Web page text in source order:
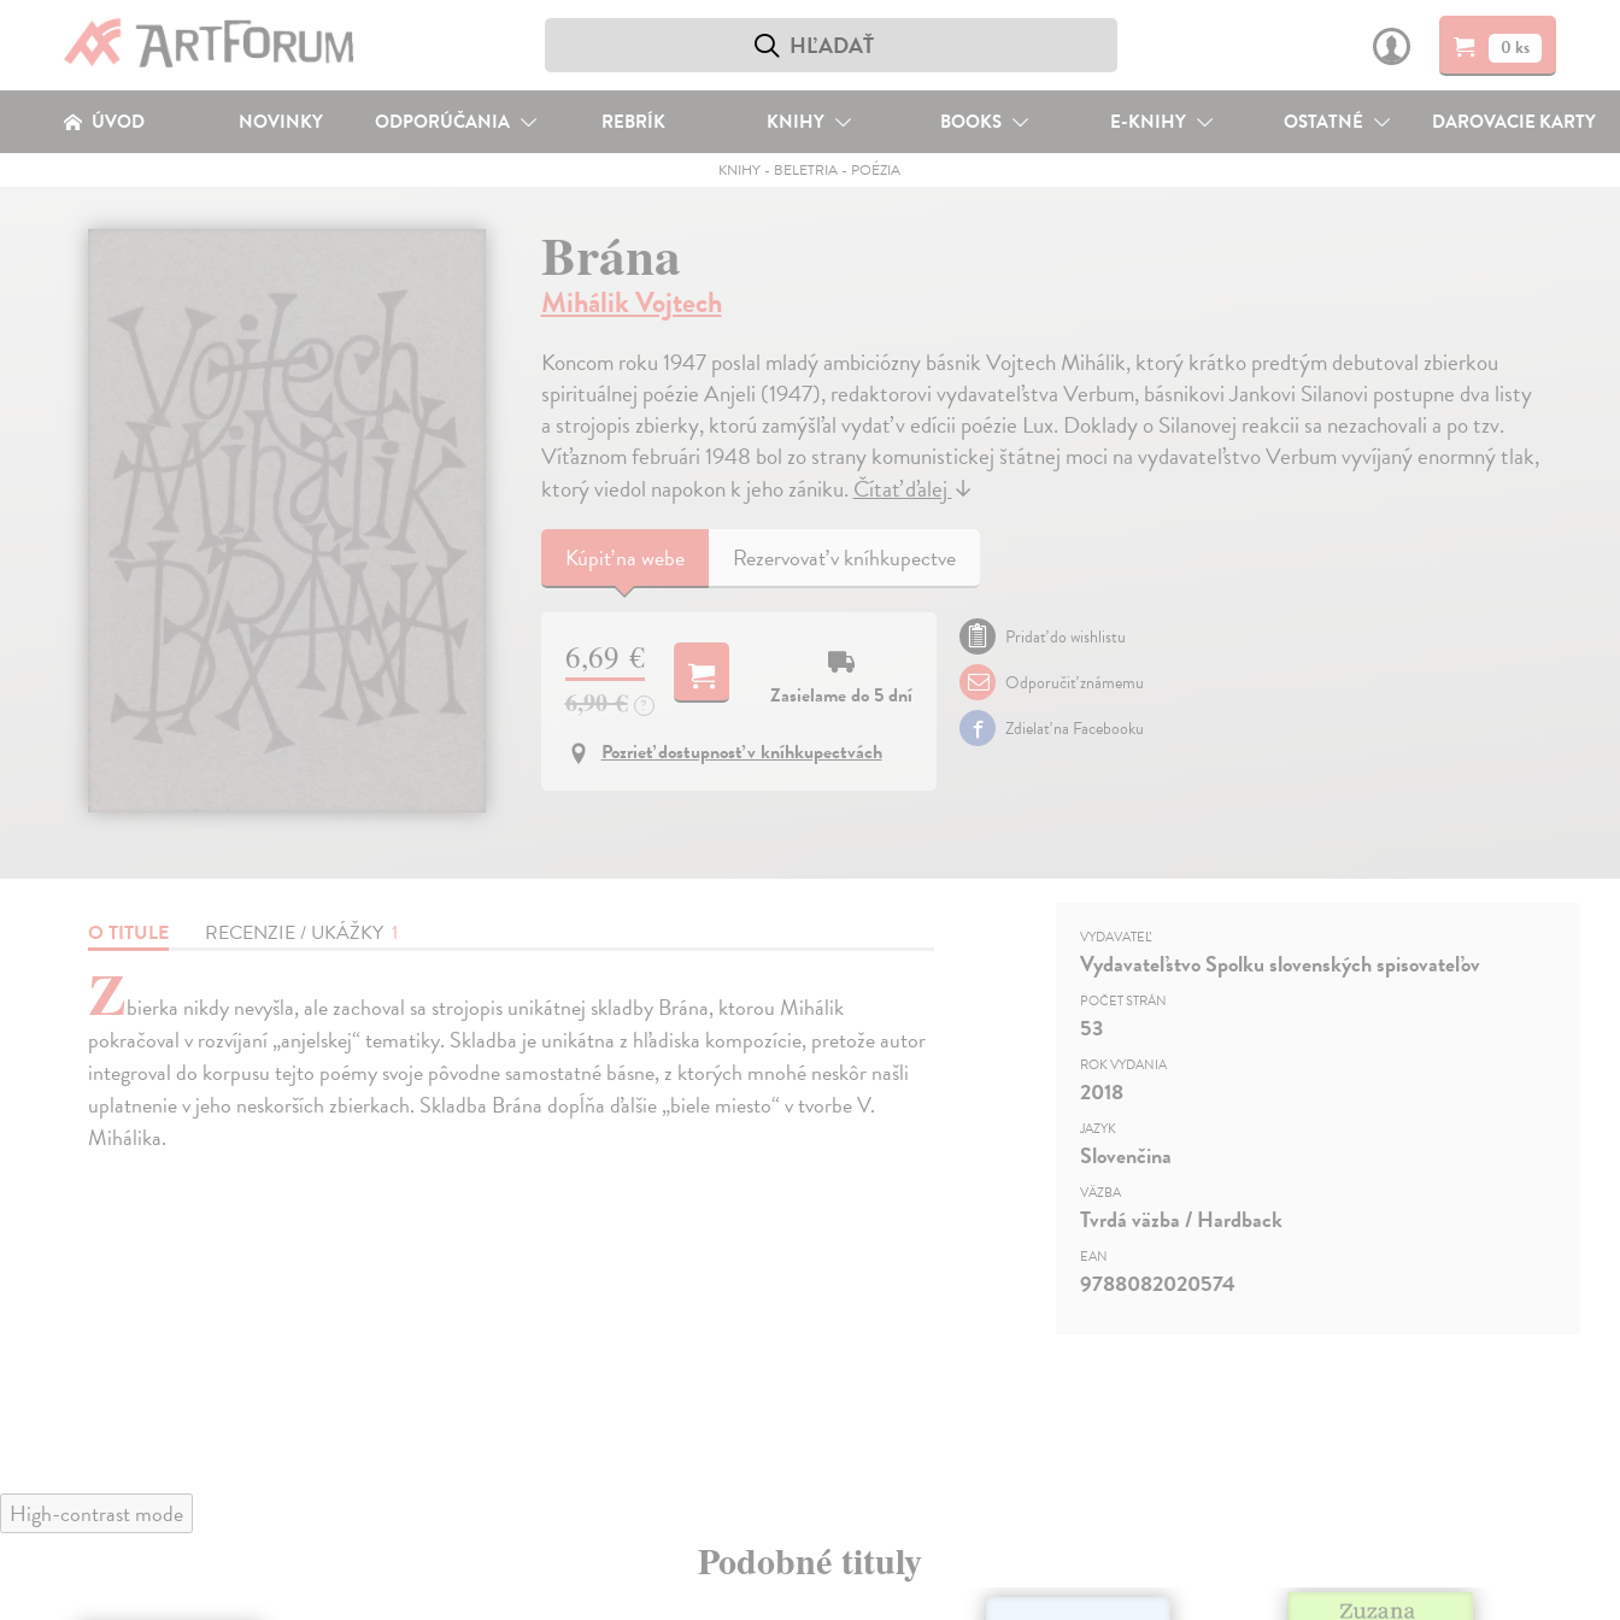
0 ks
ÚVOD NOVINKY ODPORÚČANIA REBRÍK KNIHY BOOKS E-KNIHY OSTATNÉ DAROVACIE KARTY
KNIHY - BELETRIA - POÉZIA
Brána
Mihálik Vojtech
Koncom roku 1947 poslal mladý ambiciózny básnik Vojtech Mihálik, ktorý krátko predtým debutoval zbierkou
spirituálnej poézie Anjeli (1947), redaktorovi vydavateľstva Verbum, básnikovi Jankovi Silanovi postupne dva listy
a strojopis zbierky, ktorú zamýšľal vydať v edícii poézie Lux. Doklady o Silanovej reakcii sa nezachovali a po tzv.
Víťaznom februári 1948 bol zo strany komunistickej štátnej moci na vydavateľstvo Verbum vyvíjaný enormný tlak,
ktorý viedol napokon k jeho zániku.Čítať ďalej↓
Kúpiťna webe Rezervovať v kníhkupectve
6,69 €
6,90 € ?
Zasielame do 5 dní
Pozrieť dostupnosť v kníhkupectvách
Pridať do wishlistu
Odporučiť známemu
Zdielať na Facebooku
O TITULE RECENZIE / UKÁŽKY 1
Zbierka nikdy nevyšla, ale zachoval sa strojopis unikátnej skladby Brána, ktorou Mihálik
pokračoval v rozvíjaní „anjelskej“ tematiky. Skladba je unikátna z hľadiska kompozície, pretože autor
integroval do korpusu tejto poémy svoje pôvodne samostatné básne, z ktorých mnohé neskôr našli
uplatnenie v jeho neskorších zbierkach. Skladba Brána dopĺňa ďalšie „biele miesto“ v tvorbe V.
Mihálika.
VYDAVATEĽ
Vydavateľstvo Spolku slovenských spisovateľov
POČET STRÁN
53
ROK VYDANIA
2018
JAZYK
Slovenčina
VÄZBA
Tvrdá väzba / Hardback
EAN
9788082020574
High-contrast mode
Podobné tituly